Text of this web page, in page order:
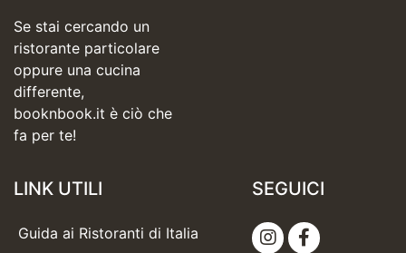
Se stai cercando un
ristorante particolare
oppure una cucina
differente,
booknbook.it è ciò che
fa per te!
LINK UTILI
Guida ai Ristoranti di Italia
SEGUICI